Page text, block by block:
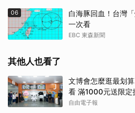
06
白海豚回血！台灣
一次看
EBC 東森新聞
其他人也看了
文博會怎麼逛最划
看 滿1000元送限定
自由電子報